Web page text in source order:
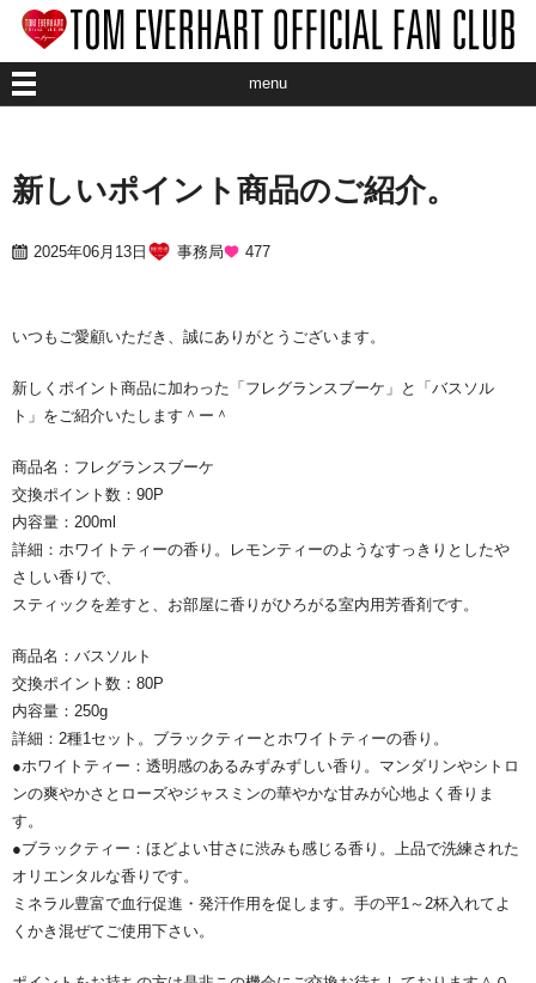
menu
ABOUT ARTIST
ART EVENT
新しいポイント商品のご紹介。
2025年06月13日 事務局 477
いつもご愛顧いただき、誠にありがとうございます。
新しくポイント商品に加わった「フレグランスブーケ」と「バスソル
ト」をご紹介いたします＾ー＾
商品名：フレグランスブーケ
交換ポイント数：90P
内容量：200ml
詳細：ホワイトティーの香り。レモンティーのようなすっきりとしたや
さしい香りで、
スティックを差すと、お部屋に香りがひろがる室内用芳香剤です。
商品名：バスソルト
交換ポイント数：80P
内容量：250g
詳細：2種1セット。ブラックティーとホワイトティーの香り。
●ホワイトティー：透明感のあるみずみずしい香り。マンダリンやシトロ
ンの爽やかさとローズやジャスミンの華やかな甘みが心地よく香りま
す。
●ブラックティー：ほどよい甘さに渋みも感じる香り。上品で洗練された
オリエンタルな香りです。
ミネラル豊富で血行促進・発汗作用を促します。手の平1～2杯入れてよ
くかき混ぜてご使用下さい。